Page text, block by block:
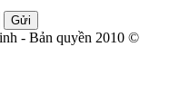
Gửi
- Bản quyền 2010 ©